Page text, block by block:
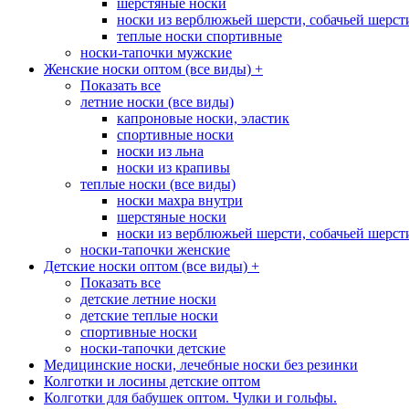
шерстяные носки
носки из верблюжьей шерсти, собачьей
теплые носки спортивные
носки-тапочки мужские
Женские носки оптом (все виды) +
Показать все
летние носки (все виды)
капроновые носки, эластик
спортивные носки
носки из льна
носки из крапивы
теплые носки (все виды)
носки махра внутри
шерстяные носки
носки из верблюжьей шерсти, собачьей
носки-тапочки женские
Детские носки оптом (все виды) +
Показать все
детские летние носки
детские теплые носки
спортивные носки
носки-тапочки детские
Медицинские носки, лечебные носки без резинки
Колготки и лосины детские оптом
Колготки для бабушек оптом. Чулки и гольфы.